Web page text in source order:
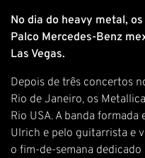
No dia do heavy metal,
Palco Mercedes-Benz
Las Vegas.
Depois de três concertos
Rio de Janeiro, os
Rio USA. A banda
Ulrich e pelo guitarrista e
o fim-de-semana dedicado